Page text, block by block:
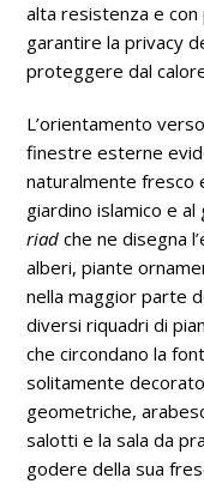
alta resistenza e con
garantire la privacy
proteggere dal
L’orientamento
finestre esterne
naturalmente fresco
giardino islamico e
riad che ne disegna
alberi, piante
nella maggior parte
diversi riquadri di
che circondano la
solitamente
geometriche,
salotti e la sala da
godere della sua